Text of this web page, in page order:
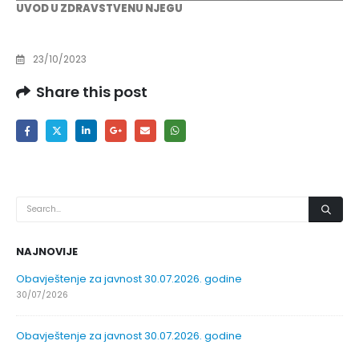
UVOD U ZDRAVSTVENU NJEGU
23/10/2023
Share this post
NAJNOVIJE
Obavještenje za javnost 30.07.2026. godine
30/07/2026
Obavještenje za javnost 30.07.2026. godine